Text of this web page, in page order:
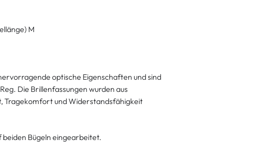
M
optische Eigenschaften und sind
Die Brillenfassungen wurden aus
Tragekomfort und Widerstandsfähigkeit
beiden Bügeln eingearbeitet.